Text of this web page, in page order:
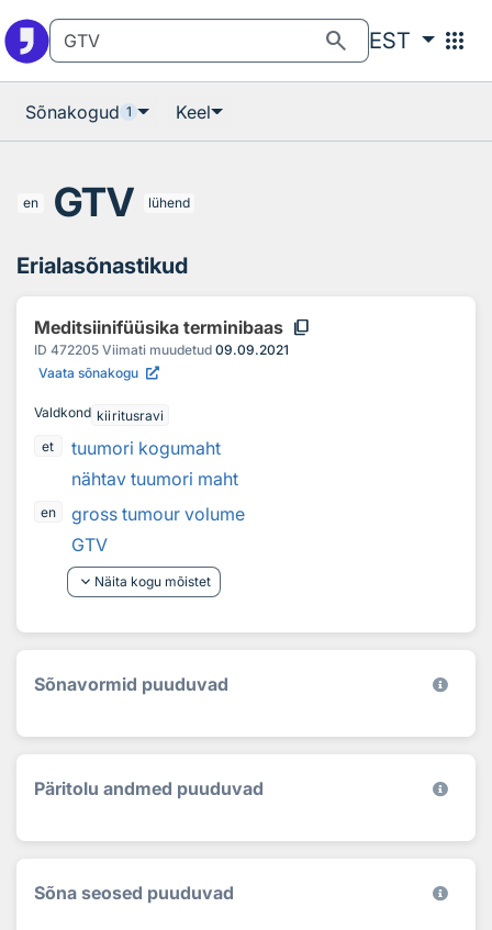
search EST apps
Sõnakogud 1 Keel
en GTV lühend
Erialasõnastikud
Meditsiinifüüsika terminibaas content_copy
ID 472205 Viimati muudetud 09.09.2021
Vaata sõnakogu
Valdkond kiiritusravi
et
tuumori kogumaht
nähtav tuumori maht
en
gross tumour volume
GTV
keyboard_arrow_down Näita kogu mõistet
Sõnavormid puuduvad
Päritolu andmed puuduvad
Sõna seosed puuduvad